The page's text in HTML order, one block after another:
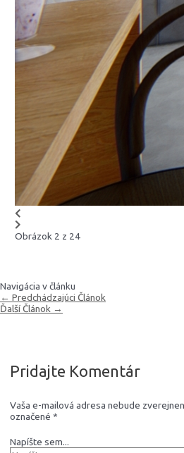
Obrázok 2 z 24
Navigácia v článku
← Predchádzajúci Článok
Ďalší Článok →
Pridajte Komentár
Vaša e-mailová adresa nebude
označené *
Napíšte sem...